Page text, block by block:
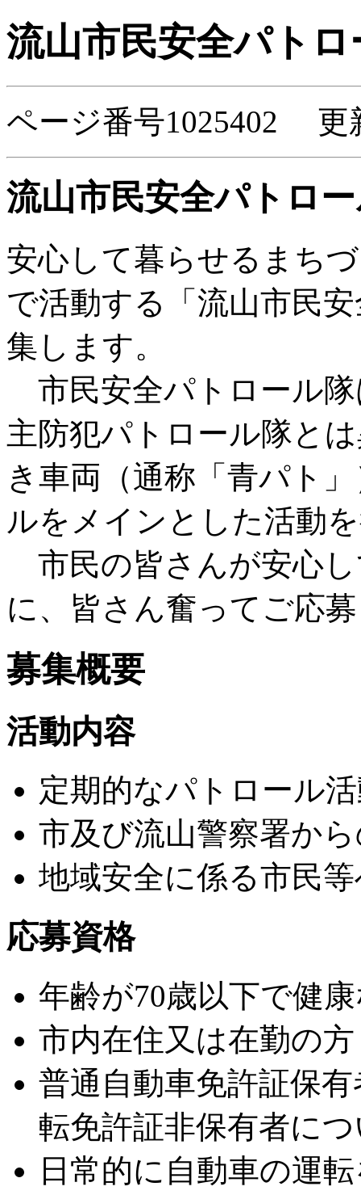
流山市民安全パト
ページ番号1025402 更
流山市民安全パトロ
安心して暮らせるまち
で活動する「流山市民
集します。
市民安全パトロール
主防犯パトロール隊と
き車両（通称「青パト
ルをメインとした活動
市民の皆さんが安心
に、皆さん奮ってご応
募集概要
活動内容
定期的なパトロール
市及び流山警察署か
地域安全に係る市民
応募資格
年齢が70歳以下で健
市内在住又は在勤の方
普通自動車免許証保
転免許証非保有者に
日常的に自動車の運